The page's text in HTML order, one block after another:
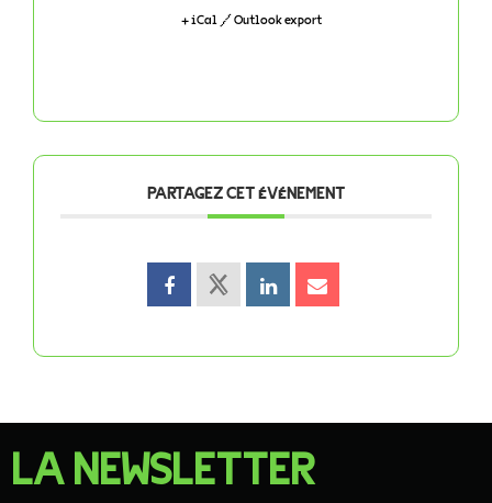
+ iCal / Outlook export
PARTAGEZ CET ÉVÉNEMENT
LA NEWSLETTER